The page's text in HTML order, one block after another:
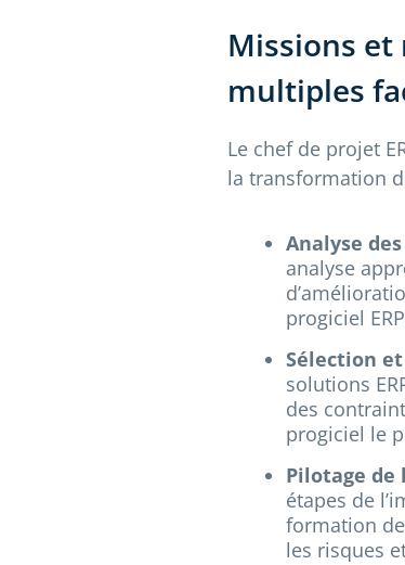
Missions
multiples
Le chef de projet
la transformation
Analyse
analyse
progiciel
Sélection
solutions
des
progiciel le
Pilotage de
étapes de
formation
les risques